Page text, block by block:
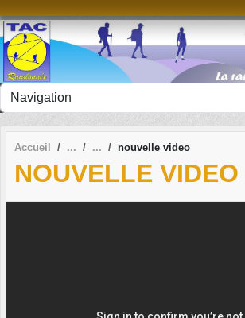
Accueil nouvelle video
NOUVELLE VIDEO